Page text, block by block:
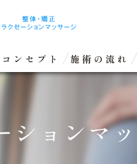
ンセプト 施術の流れ
ションマ